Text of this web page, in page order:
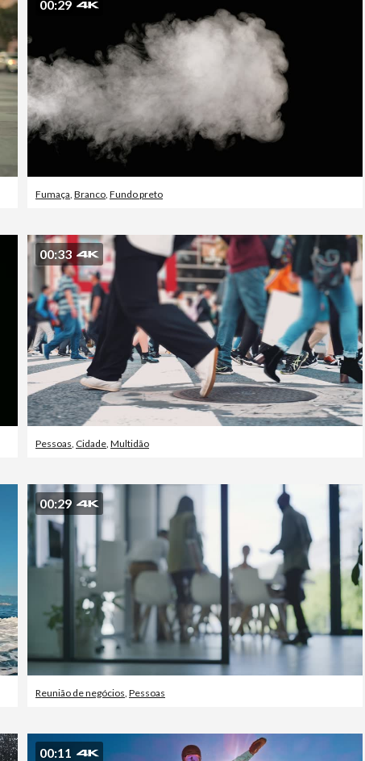
00:29
Fumaça, Branco, Fundo preto
00:33
Pessoas, Cidade, Multidão
00:29
Reunião de negócios, Pessoas
00:11